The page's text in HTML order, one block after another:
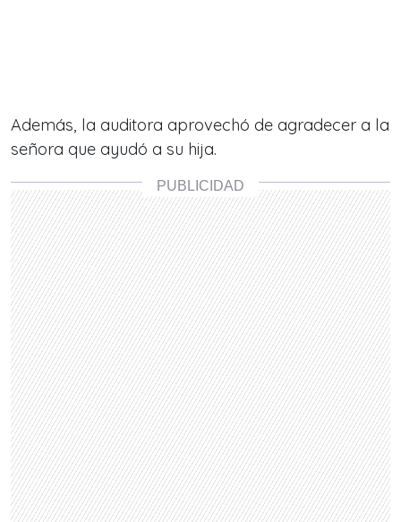
Además, la auditora aprovechó de agradecer a la
señora que ayudó a su hija.